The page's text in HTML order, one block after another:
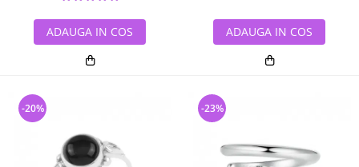
ADAUGA IN COS ADAUGA IN COS
-20% -23%